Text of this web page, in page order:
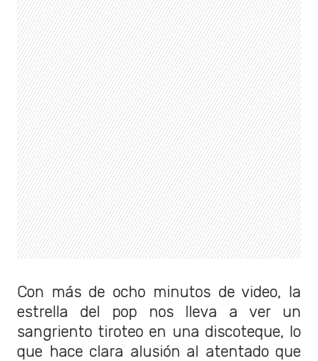
Con más de ocho minutos de video, la
estrella del pop nos lleva a ver un
sangriento tiroteo en una discoteque, lo
que hace clara alusión al atentado que